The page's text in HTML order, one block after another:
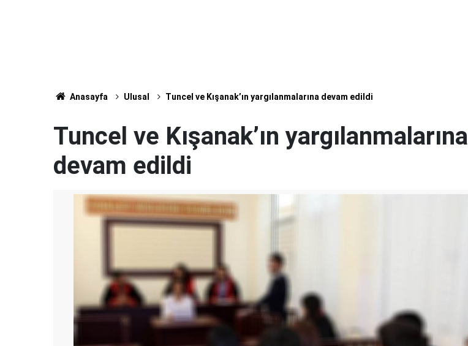
Anasayfa Ulusal Tuncel ve Kışanak’ın yargılanmalarına devam edildi
Tuncel ve Kışanak’ın yargılanmalarına
devam edildi